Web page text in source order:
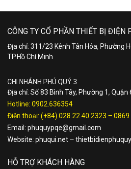
CÔNG TY CỔ PHẦN THIẾT BỊ ĐIỆN
Địa chỉ: 311/23 Kênh Tân Hóa, Phường
TP.Hồ Chí Minh
CHI NHÁNH PHÚ QUÝ 3
Địa chỉ: Số 83 Bình Tây, Phường 1, Quận
Hotline: 0902.636354
Điện thoại: (+84) 028.22.40.2323 – 0869
Email: phuquypqe@gmail.com
Website: phuqui.net –
HỖ TRỢ KHÁCH HÀNG